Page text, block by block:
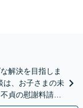
解決を目指しま
は、お子さまの未
貞の慰謝料請